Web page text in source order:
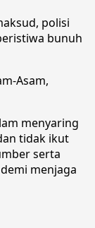
polisi
bunuh
Asam,
menyaring
tidak ikut
serta
menjaga